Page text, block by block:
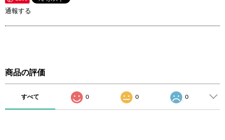
通報する
商品の評価
すべて 0 0 0